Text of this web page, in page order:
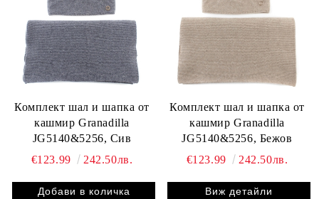
Комплект шал и шапка от
кашмир Granadilla
JG5140&5256, Сив
€123.99
242.50лв.
Комплект шал и шапка от
кашмир Granadilla
JG5140&5256, Бежов
€123.99
242.50лв.
Виж детайли